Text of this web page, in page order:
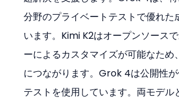
分野のプライベートテストで優れた
います。Kimi K2はオープンソース
ーによるカスタマイズが可能なため
につながります。Grok 4は公開性
テストを使用しています。両モデル